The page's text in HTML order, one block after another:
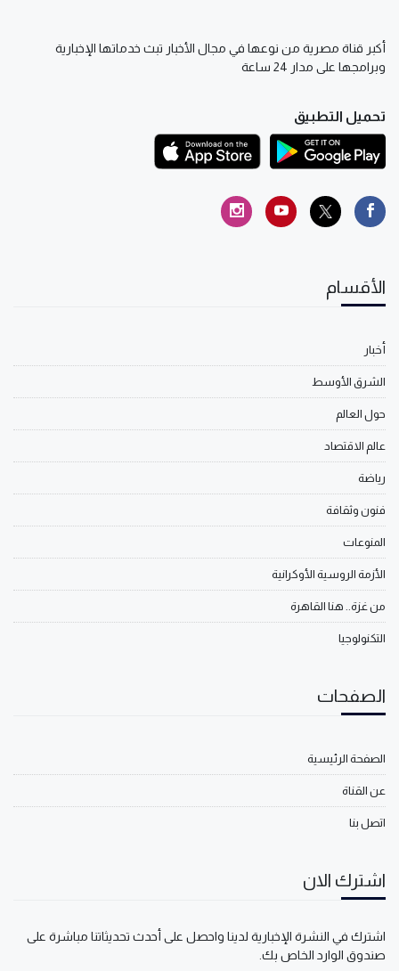
أكبر قناة مصرية من نوعها في مجال الأخبار تبث خدماتها الإخبارية
وبرامجها على مدار 24 ساعة
تحميل التطبيق
الأقسام
أخبار
الشرق الأوسط
حول العالم
عالم الاقتصاد
رياضة
فنون وثقافة
المنوعات
الأزمة الروسية الأوكرانية
من غزة.. هنا القاهرة
التكنولوجيا
الصفحات
الصفحة الرئيسية
عن القناة
اتصل بنا
اشترك الان
اشترك في النشرة الإخبارية لدينا واحصل على أحدث تحديثاتنا مباشرة على
صندوق الوارد الخاص بك.